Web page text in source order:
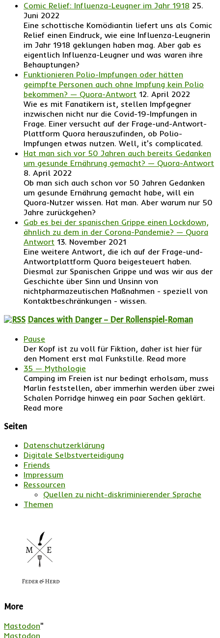
Comic Relief: Influenza-Leugner im Jahr 1918 25.
Juni 2022
Eine schottische Komödiantin liefert uns als Comic
Relief einen Eindruck, wie eine Influenza-Leugnerin
im Jahr 1918 geklungen haben mag. Aber gab es
eigentlich Influenza-Leugner und was waren ihre
Behauptungen?
Funktionieren Polio-Impfungen oder hätten
geimpfte Personen auch ohne Impfung kein Polio
bekommen? — Quora-Antwort 12. April 2022
Wie es mit Fanatikern ist, stellen Impfgegner
inzwischen nicht nur die Covid-19-Impfungen in
Frage. Einer versucht auf der Frage-und-Antwort-
Plattform Quora herauszufinden, ob Polio-
Impfungen etwas nutzen. Well, it's complicated.
Hat man sich vor 50 Jahren auch bereits Gedanken
um gesunde Ernährung gemacht? — Quora-Antwort
8. April 2022
Ob man sich auch schon vor 50 Jahren Gedanken
um gesunde Ernährung gemacht habe, will ein
Quora-Nutzer wissen. Hat man. Aber warum nur 50
Jahre zurückgehen?
Gab es bei der spanischen Grippe einen Lockdown,
ähnlich zu dem in der Corona-Pandemie? — Quora
Antwort 13. November 2021
Eine weitere Antwort, die ich auf der Frage-und-
Antwortplattform Quora beigesteuert haben.
Diesmal zur Spanischen Grippe und was wir aus der
Geschichte über Sinn und Unsinn von
nichtpharmazeutischen Maßnahmen - speziell von
Kontaktbeschränkungen - wissen.
Dances with Danger – Der Rollenspiel-Roman
Pause
Der Kopf ist zu voll für Fiktion, daher ist hier für
den Moment erst mal Funkstille. Read more
35 — Mythologie
Camping im Freien ist nur bedingt erholsam, muss
Marlin feststellen, aber immerhin werden über zwei
Schalen Porridge hinweg ein paar Sachen geklärt.
Read more
Seiten
Datenschutzerklärung
Digitale Selbstverteidigung
Friends
Impressum
Ressourcen
Quellen zu nicht-diskriminierender Sprache
Themen
More
Mastodon"
Mastodon